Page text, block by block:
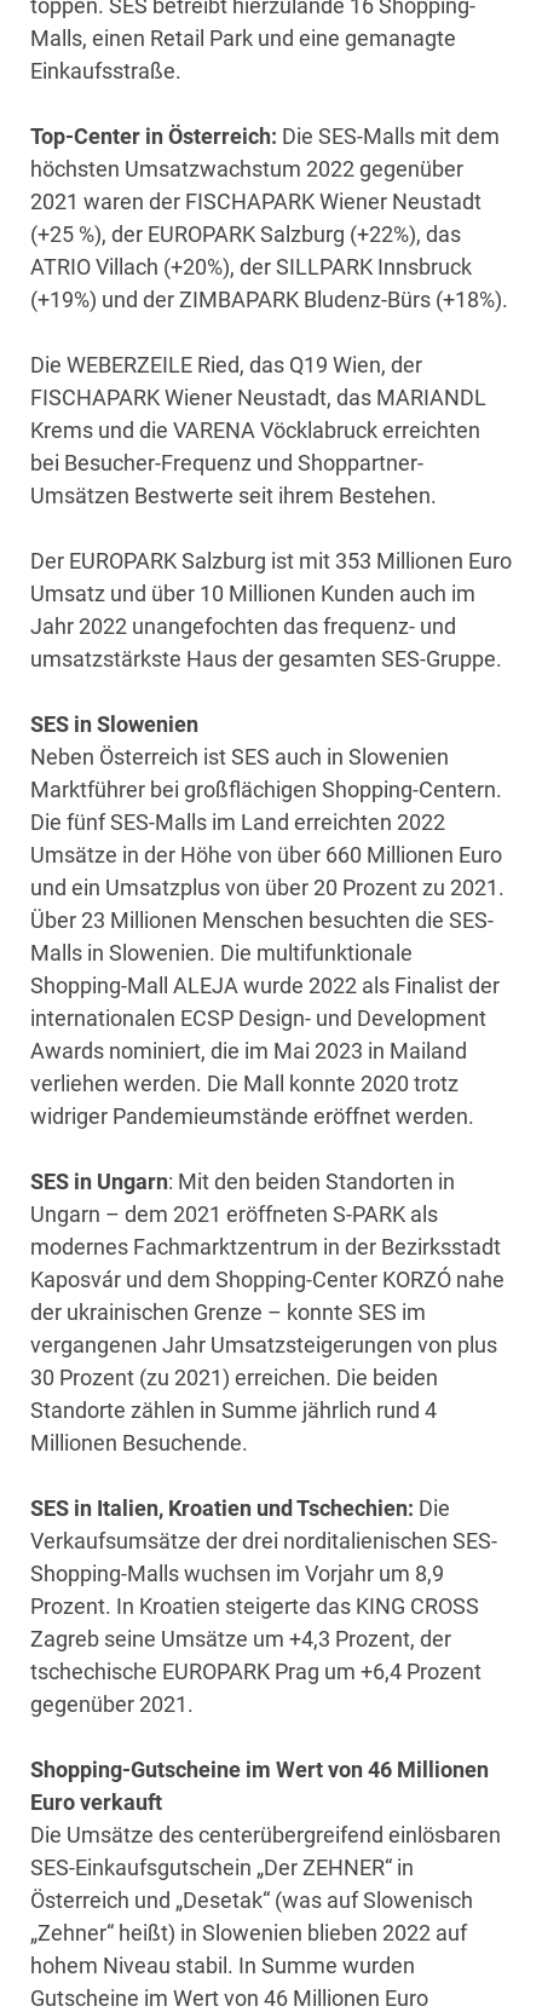
toppen. SES betreibt hierzulande 16 Shopping-
Malls, einen Retail Park und eine gemanagte
Einkaufsstraße.
Top-Center in Österreich: Die SES-Malls mit dem
höchsten Umsatzwachstum 2022 gegenüber
2021 waren der FISCHAPARK Wiener Neustadt
(+25 %), der EUROPARK Salzburg (+22%), das
ATRIO Villach (+20%), der SILLPARK Innsbruck
(+19%) und der ZIMBAPARK Bludenz-Bürs (+18%).
Die WEBERZEILE Ried, das Q19 Wien, der
FISCHAPARK Wiener Neustadt, das MARIANDL
Krems und die VARENA Vöcklabruck erreichten
bei Besucher-Frequenz und Shoppartner-
Umsätzen Bestwerte seit ihrem Bestehen.
Der EUROPARK Salzburg ist mit 353 Millionen Euro
Umsatz und über 10 Millionen Kunden auch im
Jahr 2022 unangefochten das frequenz- und
umsatzstärkste Haus der gesamten SES-Gruppe.
SES in Slowenien
Neben Österreich ist SES auch in Slowenien
Marktführer bei großflächigen Shopping-Centern.
Die fünf SES-Malls im Land erreichten 2022
Umsätze in der Höhe von über 660 Millionen Euro
und ein Umsatzplus von über 20 Prozent zu 2021.
Über 23 Millionen Menschen besuchten die SES-
Malls in Slowenien. Die multifunktionale
Shopping-Mall ALEJA wurde 2022 als Finalist der
internationalen ECSP Design- und Development
Awards nominiert, die im Mai 2023 in Mailand
verliehen werden. Die Mall konnte 2020 trotz
widriger Pandemieumstände eröffnet werden.
SES in Ungarn: Mit den beiden Standorten in
Ungarn – dem 2021 eröffneten S-PARK als
modernes Fachmarktzentrum in der Bezirksstadt
Kaposvár und dem Shopping-Center KORZÓ nahe
der ukrainischen Grenze – konnte SES im
vergangenen Jahr Umsatzsteigerungen von plus
30 Prozent (zu 2021) erreichen. Die beiden
Standorte zählen in Summe jährlich rund 4
Millionen Besuchende.
SES in Italien, Kroatien und Tschechien: Die
Verkaufsumsätze der drei norditalienischen SES-
Shopping-Malls wuchsen im Vorjahr um 8,9
Prozent. In Kroatien steigerte das KING CROSS
Zagreb seine Umsätze um +4,3 Prozent, der
tschechische EUROPARK Prag um +6,4 Prozent
gegenüber 2021.
Shopping-Gutscheine im Wert von 46 Millionen
Euro verkauft
Die Umsätze des centerübergreifend einlösbaren
SES-Einkaufsgutschein „Der ZEHNER“ in
Österreich und „Desetak“ (was auf Slowenisch
„Zehner“ heißt) in Slowenien blieben 2022 auf
hohem Niveau stabil. In Summe wurden
Gutscheine im Wert von 46 Millionen Euro